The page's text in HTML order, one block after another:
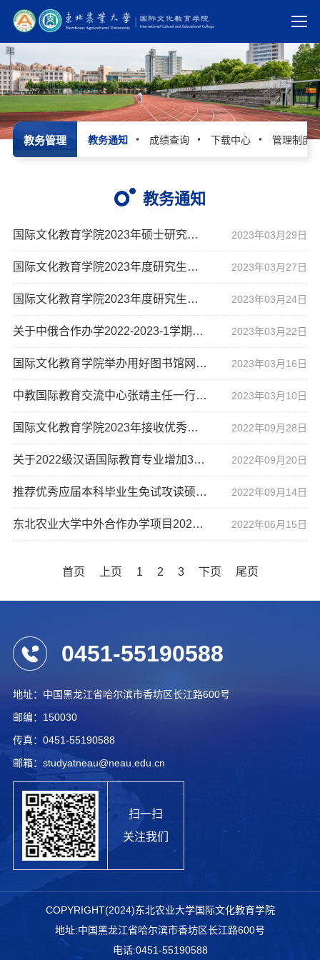
教务管理 教务通知 成绩查询 下载中心 管理制度
教务通知
国际文化教育学院2023年硕士研究生复试录取工作办法 2023年03月29日
国际文化教育学院2023年度研究生导师招生资格审核结果公示2 2023年03月27日
国际文化教育学院2023年度研究生导师招生资格审核结果公示 2023年03月24日
关于中俄合作办学2022-2023-1学期本科学生智育学分绩公示的通知 2023年03月22日
国际文化教育学院举办用好图书馆网络资源专题讲座 2023年03月16日
中教国际教育交流中心张靖主任一行来访我校 2023年03月10日
国际文化教育学院2023年接收优秀应届本科毕业生免试攻读研究生章程（复试办法） 2022年09月28日
关于2022级汉语国际教育专业增加3个降转名额的通知 2022年09月20日
推荐优秀应届本科毕业生免试攻读硕士研究生工作实施细则 2022年09月14日
东北农业大学中外合作办学项目2021年度报告公示 2022年06月15日
首页 上页 1 2 3 下页 尾页
0451-55190588
地址：中国黑龙江省哈尔滨市香坊区长江路600号
邮编：150030
传真：0451-55190588
邮箱：studyatneau@neau.edu.cn
扫一扫
关注我们
COPYRIGHT(2024)东北农业大学国际文化教育学院
地址:中国黑龙江省哈尔滨市香坊区长江路600号
电话:0451-55190588